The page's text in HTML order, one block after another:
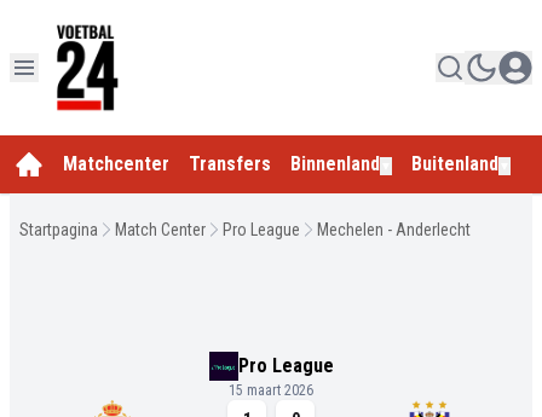
Matchcenter Transfers Binnenland Buitenland
Startpagina Match Center Pro League Mechelen - Anderlecht
Pro League
15 maart 2026